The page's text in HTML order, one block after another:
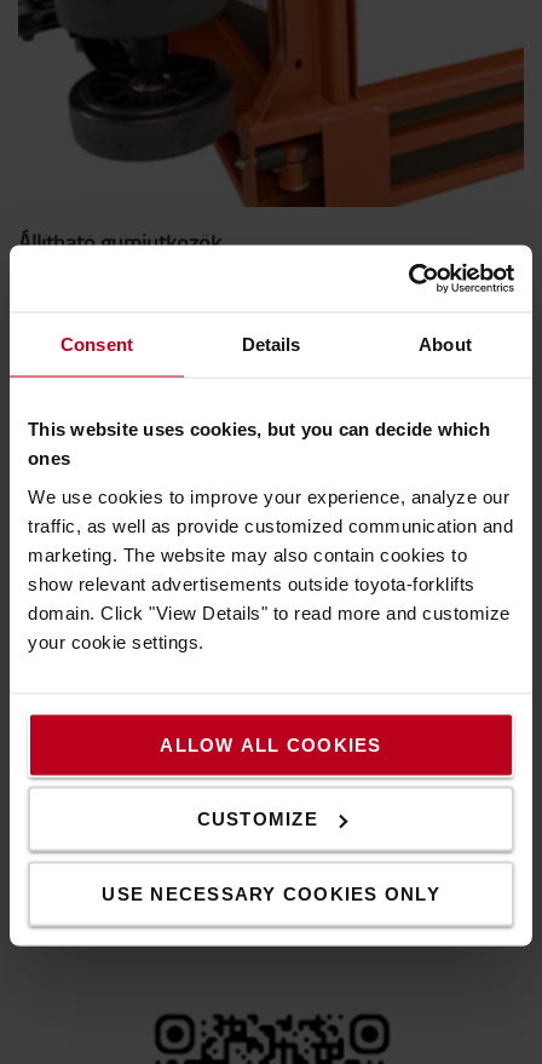
Consent Details About
This website uses cookies, but you can decide which
ones
We use cookies to improve your experience, analyze our
traffic, as well as provide customized communication and
marketing. The website may also contain cookies to
show relevant advertisements outside toyota-forklifts
domain. Click "View Details" to read more and customize
your cookie settings.
ALLOW ALL COOKIES
CUSTOMIZE
USE NECESSARY COOKIES ONLY
Állítható gumiütközők
A tolórudak végén lévő gumiütközők tovább csökkentik a
A Toyota Lifter kézi raklapemelő targoncák akár 12 kenési
élettartam és a kisebb kopás érdekében.